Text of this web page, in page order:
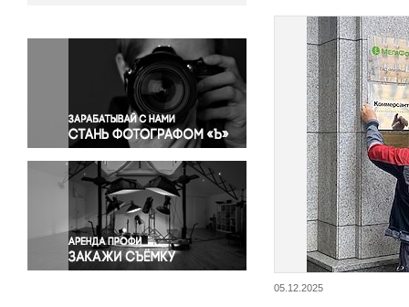
Окружающая среда
Политика
Правосудие
Происшествия и конфликты
Религия
Светская жизнь
Спорт
Экология
Экономика и бизнес
05.12.2025